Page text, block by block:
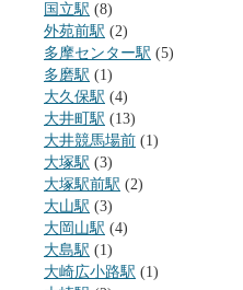
国立駅 (8)
外苑前駅 (2)
多摩センター駅 (5)
多磨駅 (1)
大久保駅 (4)
大井町駅 (13)
大井競馬場前 (1)
大塚駅 (3)
大塚駅前駅 (2)
大山駅 (3)
大岡山駅 (4)
大島駅 (1)
大崎広小路駅 (1)